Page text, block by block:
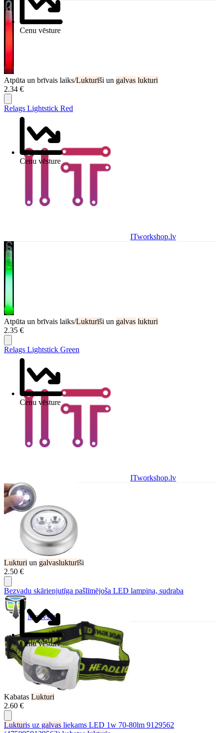
Cenu vēsture
Atpūta un brīvais laiks/Lukturīši un galvas lukturi
2.34 €
Cenu vēsture
Relags Lightstick Red
ITworkshop.lv
Atpūta un brīvais laiks/Lukturīši un galvas lukturi
2.35 €
Cenu vēsture
Relags Lightstick Green
ITworkshop.lv
Lukturi un galvaslukturīši
2.50 €
Cenu vēsture
Bezvadu skārienjutīga pašlīmējoša LED lampiņa, sudraba
Motivs.lv
Kabatas Lukturi
2.60 €
Lukturis uz galvas liekams LED 1w 70-80lm 9129562